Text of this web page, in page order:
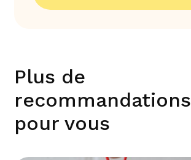
Plus de
recommandations
pour vous